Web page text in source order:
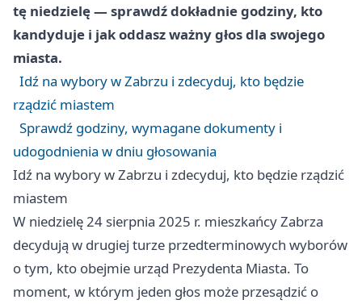
tę niedzielę — sprawdź dokładnie godziny, kto
kandyduje i jak oddasz ważny głos dla swojego
miasta.
Idź na wybory w Zabrzu i zdecyduj, kto będzie
rządzić miastem
Sprawdź godziny, wymagane dokumenty i
udogodnienia w dniu głosowania
Idź na wybory w Zabrzu i zdecyduj, kto będzie rządzić
miastem
W niedzielę 24 sierpnia 2025 r. mieszkańcy Zabrza
decydują w drugiej turze przedterminowych wyborów
o tym, kto obejmie urząd Prezydenta Miasta. To
moment, w którym jeden głos może przesądzić o